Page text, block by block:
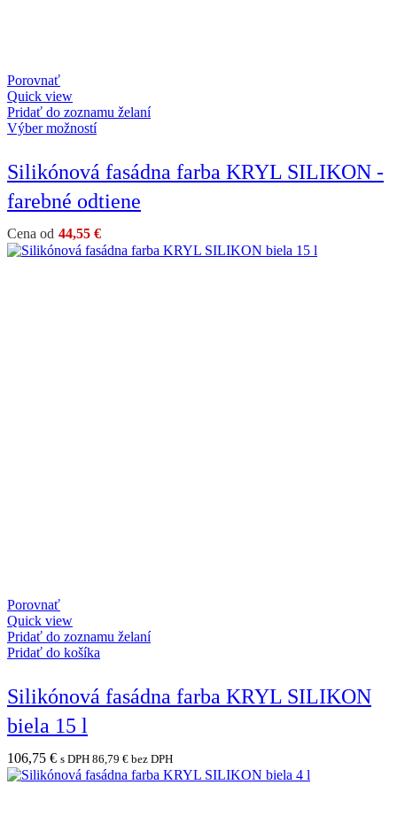
Porovnať
Quick view
Pridať do zoznamu želaní
Výber možností
Silikónová fasádna farba KRYL SILIKON -
farebné odtiene
Cena od 44,55 €
Porovnať
Quick view
Pridať do zoznamu želaní
Pridať do košíka
Silikónová fasádna farba KRYL SILIKON
biela 15 l
106,75 € s DPH 86,79 € bez DPH